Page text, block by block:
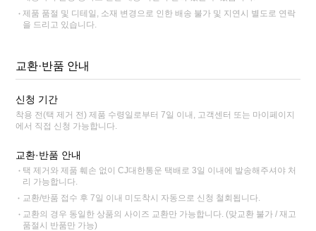
제품 품절 및 디테일, 소재 변경으로 인한 배송 불가 및 지연시 별도로 연락
을 드리고 있습니다.
교환·반품 안내
신청 기간
착용 전(택 제거 전) 제품 수령일로부터 7일 이내, 고객센터 또는 마이페이지
에서 직접 신청 가능합니다.
교환·반품 안내
택 제거와 제품 훼손 없이 CJ대한통운 택배로 3일 이내에 발송해주셔야 처
리 가능합니다.
교환/반품 접수 후 7일 이내 미도착시 자동으로 신청 철회됩니다.
교환의 경우 동일한 상품의 사이즈 교환만 가능합니다. (맞교환 불가 / 재고
품절시 반품만 가능)